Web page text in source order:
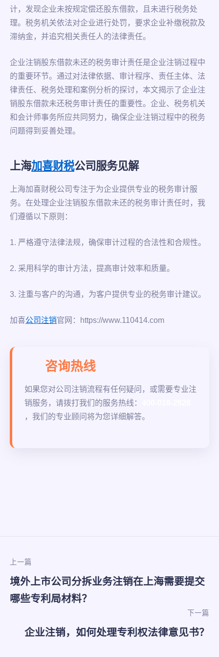
计，发现企业未按规定偿还股东借款，且未进行税务处
理。税务机关依法对企业进行处罚，要求企业补缴税款及
滞纳金，并追究相关责任人的法律责任。
企业注销股东借款未还的税务审计责任是企业注销过程中
的重要环节。通过对法律依据、审计程序、责任主体、法
律责任、税务处理和案例分析的探讨，本文揭示了企业注
销股东借款未还税务审计责任的重要性。企业、税务机关
和会计师事务所应共同努力，确保企业注销过程中的税务
问题得到妥善处理。
上海加喜财税公司服务见解
上海加喜财税公司专注于为企业提供专业的税务审计服
务。在处理企业注销股东借款未还的税务审计责任时，我
们遵循以下原则：
1. 严格遵守法律法规，确保审计过程的合法性和合规性。
2. 采用科学的审计方法，提高审计效率和质量。
3. 注重与客户的沟通，为客户提供专业的税务审计建议。
加喜公司注销官网：https://www.110414.com
咨询热线
如果您对公司注销流程有任何疑问，或需要专业注
销服务，请拨打我们的服务热线：
，我们的专业顾问将为您详细解答。
上一篇
境外上市公司分拆业务注销在上海需要提交
哪些专利局材料？
下一篇
企业注销，如何处理专利权法律意见书？